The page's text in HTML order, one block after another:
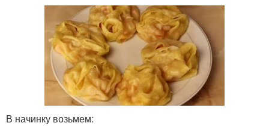
В начинку возьмем: